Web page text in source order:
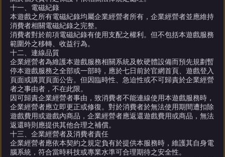
十一、電磁紀錄
本遊戲之所有電磁紀錄均屬企業經營者所有，企業經營者並應維持
消費者相關電磁紀錄之完整。
消費者對於前項電磁紀錄有使用支配之權利。但不包括本遊戲服務
範圍外之移轉、收益行為。
十二、連線品質
企業經營者為維護本遊戲服務相關系統及軟硬體設備而預先規劃暫
停本遊戲服務之全部或一部時，應於七日前於官網首頁、遊戲登入
頁面或購買頁面公告。但因臨時性、急迫性或不可歸責於企業經營
者之事由者，不在此限。
因可歸責企業經營者事由，致消費者不能連線使用本遊戲服務時，
企業經營者應立即更正或修復。對於消費者於無法使用期間遭扣除
遊戲費用或遊戲內商品，企業經營者應返還遊戲費用或商品，無法
返還時則應提供其他合理之補償。
十三、企業經營者及消費者責任
企業經營者應依本契約之規定負有於提供本服務時，維護其自身電
腦系統，符合當時科技或專業水準可合理期待之安全性。